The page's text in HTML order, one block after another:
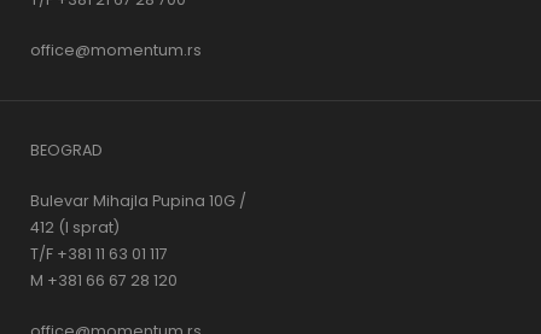
office@momentum.rs
BEOGRAD
Bulevar Mihajla Pupina 10G /
412 (I sprat)
T/F +381 11 63 01 117
M +381 66 67 28 120